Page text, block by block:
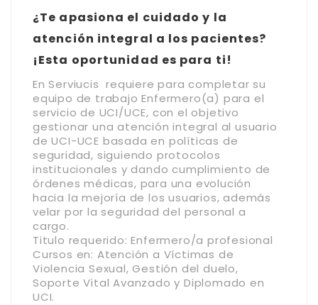
¿Te apasiona el cuidado y la
atención integral a los pacientes?
¡Esta oportunidad es para ti!
En Serviucisrequiere para completar su
equipo de trabajo Enfermero(a) para el
servicio de UCI/UCE, con el objetivo
gestionar una atención integral al usuario
de UCI-UCE basada en políticas de
seguridad, siguiendo protocolos
institucionales y dando cumplimiento de
órdenes médicas, para una evolución
hacia la mejoría de los usuarios, además
velar por la seguridad del personal a
cargo.
Titulo requerido: Enfermero/a profesional
Cursos en: Atención a Víctimas de
Violencia Sexual, Gestión del duelo,
Soporte Vital Avanzado y Diplomado en
UCI.